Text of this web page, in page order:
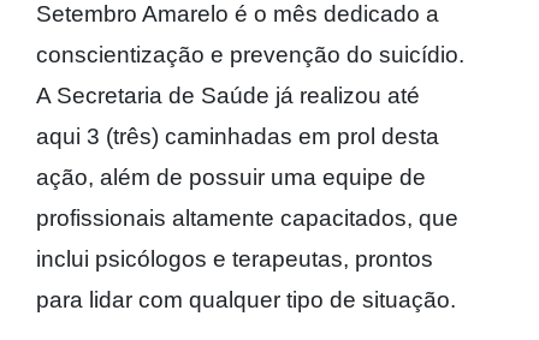
Setembro Amarelo é o mês dedicado a
conscientização e prevenção do suicídio.
A Secretaria de Saúde já realizou até
aqui 3 (três) caminhadas em prol desta
ação, além de possuir uma equipe de
profissionais altamente capacitados, que
inclui psicólogos e terapeutas, prontos
para lidar com qualquer tipo de situação.